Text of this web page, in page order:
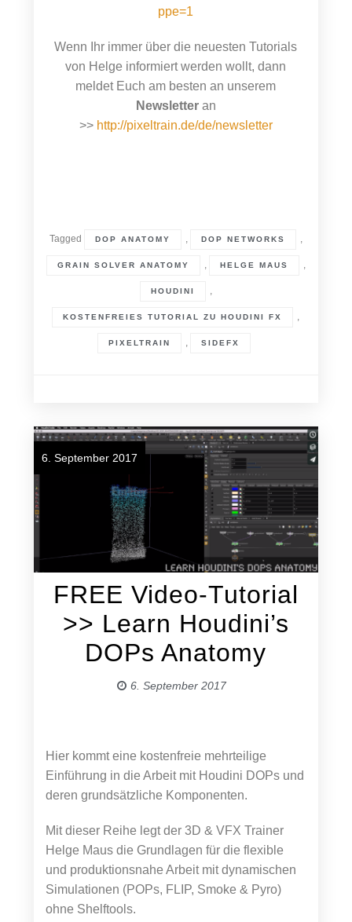
ppe=1
Wenn Ihr immer über die neuesten Tutorials
von Helge informiert werden wollt, dann
meldet Euch am besten an unserem
Newsletteran
>> http://pixeltrain.de/de/newsletter
Tagged DOP ANATOMY , DOP NETWORKS ,
GRAIN SOLVER ANATOMY , HELGE MAUS ,
HOUDINI ,
KOSTENFREIES TUTORIAL ZU HOUDINI FX ,
PIXELTRAIN , SIDEFX
6. September 2017
FREE Video-Tutorial
>> Learn Houdini’s
DOPs Anatomy
6. September 2017
Hier kommt eine kostenfreie mehrteilige
Einführung in die Arbeit mit Houdini DOPs und
deren grundsätzliche Komponenten.
Mit dieser Reihe legt der 3D & VFX Trainer
Helge Maus die Grundlagen für die flexible
und produktionsnahe Arbeit mit dynamischen
Simulationen (POPs, FLIP, Smoke & Pyro)
ohne Shelftools.